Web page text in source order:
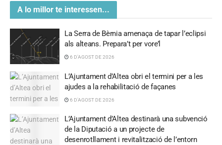
A lo millor te interessen...
La Serra de Bèrnia amenaça de tapar l’eclipsi
als alteans. Prepara’t per vore’l
6 D'AGOST DE 2026
L’Ajuntament d’Altea obri el termini per a les
ajudes a la rehabilitació de façanes
6 D'AGOST DE 2026
L’Ajuntament d’Altea destinarà una subvenció
de la Diputació a un projecte de
desenrotllament i revitalització de l’entorn